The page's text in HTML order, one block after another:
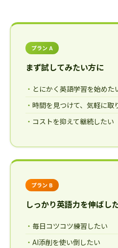
プラン A
まず試してみたい方に
とにかく英語学習を始めた
時間を見つけて、気軽に取
コストを抑えて継続したい
プラン B
しっかり英語力を伸ばし
毎日コツコツ練習したい
AI添削を使い倒したい